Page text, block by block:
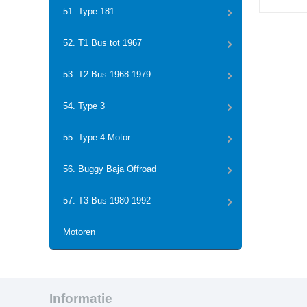
51. Type 181
52. T1 Bus tot 1967
53. T2 Bus 1968-1979
54. Type 3
55. Type 4 Motor
56. Buggy Baja Offroad
57. T3 Bus 1980-1992
Motoren
Informatie